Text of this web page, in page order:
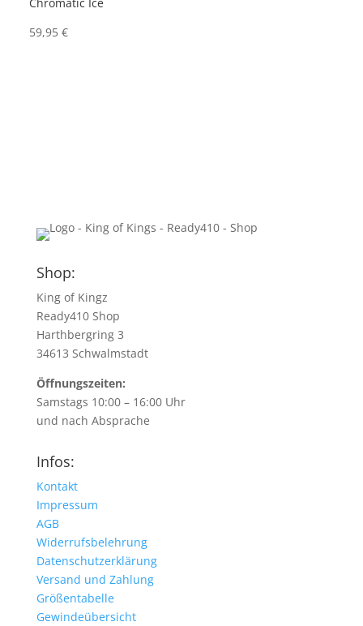
59,95€
Shop:
King of Kingz
Ready410 Shop
Harthbergring 3
34613 Schwalmstadt
Öffnungszeiten:
Samstags 10:00 – 16:00 Uhr
und nach Absprache
Infos:
Kontakt
Impressum
AGB
Widerrufsbelehrung
Datenschutzerklärung
Versand und Zahlung
Größentabelle
Gewindeübersicht